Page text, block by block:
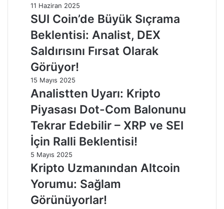
11 Haziran 2025
SUI Coin’de Büyük Sıçrama
Beklentisi: Analist, DEX
Saldırısını Fırsat Olarak
Görüyor!
15 Mayıs 2025
Analistten Uyarı: Kripto
Piyasası Dot-Com Balonunu
Tekrar Edebilir – XRP ve SEI
İçin Ralli Beklentisi!
5 Mayıs 2025
Kripto Uzmanından Altcoin
Yorumu: Sağlam
Görünüyorlar!